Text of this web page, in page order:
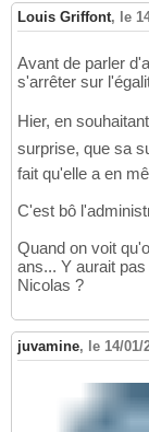
Louis Griffont, le
Avant de parler
s'arrêter sur
Hier, en
surprise, que sa
fait qu'elle a en
C'est bô
Quand on voit
ans... Y aurait
Nicolas ?
juvamine, le 14/01/